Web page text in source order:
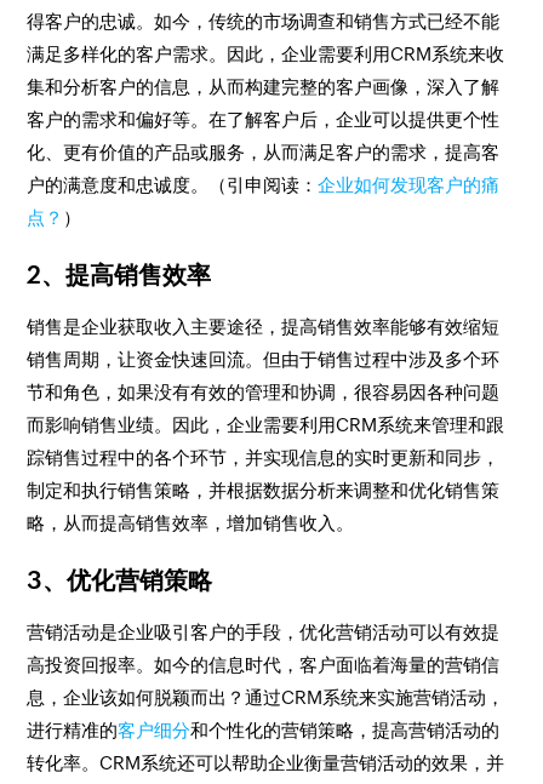
得客户的忠诚。如今，传统的市场调查和销售方式已经不能
满足多样化的客户需求。因此，企业需要利用CRM系统来收
集和分析客户的信息，从而构建完整的客户画像，深入了解
客户的需求和偏好等。在了解客户后，企业可以提供更个性
化、更有价值的产品或服务，从而满足客户的需求，提高客
户的满意度和忠诚度。（引申阅读：企业如何发现客户的痛
点？ ）
2、提高销售效率
销售是企业获取收入主要途径，提高销售效率能够有效缩短
销售周期，让资金快速回流。但由于销售过程中涉及多个环
节和角色，如果没有有效的管理和协调，很容易因各种问题
而影响销售业绩。因此，企业需要利用CRM系统来管理和跟
踪销售过程中的各个环节，并实现信息的实时更新和同步，
制定和执行销售策略，并根据数据分析来调整和优化销售策
略，从而提高销售效率，增加销售收入。
3、优化营销策略
营销活动是企业吸引客户的手段，优化营销活动可以有效提
高投资回报率。如今的信息时代，客户面临着海量的营销信
息，企业该如何脱颖而出？通过CRM系统来实施营销活动，
进行精准的客户细分和个性化的营销策略，提高营销活动的
转化率。CRM系统还可以帮助企业衡量营销活动的效果，并